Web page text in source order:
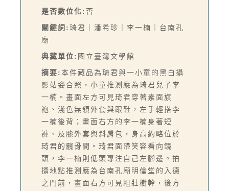
是否數位化: 否
關鍵詞: 琦君｜潘希珍｜李一楠｜台南孔
廟
典藏單位: 國立臺灣文學館
摘要: 本件藏品為琦君與一小童的黑白攝
影站姿合照，小童推測應為琦君兒子李
一楠。畫面左方可見琦君穿著素面旗
袍、淺色無領外套與跟鞋，左手輕搭李
一楠後背；畫面右方的李一楠身著短
褲、及膝外套與斜肩包，身高約略位於
琦君的髖骨間。琦君面帶笑容看向鏡
頭，李一楠則低頭專注自己左腳邊。拍
攝地點推測應為台南孔廟明倫堂的入德
之門前，畫面右方可見粗壯樹幹，後方